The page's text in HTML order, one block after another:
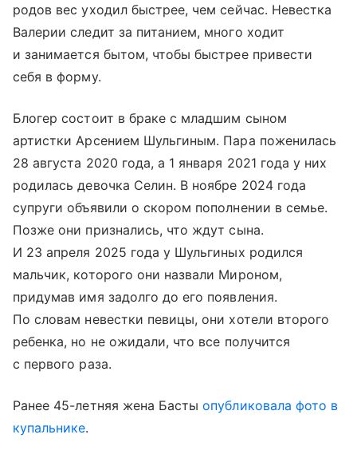
родов вес уходил быстрее, чем сейчас. Невестка
Валерии следит за питанием, много ходит
и занимается бытом, чтобы быстрее привести
себя в форму.
Блогер состоит в браке с младшим сыном
артистки Арсением Шульгиным. Пара поженилась
28 августа 2020 года, а 1 января 2021 года у них
родилась девочка Селин. В ноябре 2024 года
супруги объявили о скором пополнении в семье.
Позже они признались, что ждут сына.
И 23 апреля 2025 года у Шульгиных родился
мальчик, которого они назвали Мироном,
придумав имя задолго до его появления.
По словам невестки певицы, они хотели второго
ребенка, но не ожидали, что все получится
с первого раза.
Ранее 45-летняя жена Бастыопубликовала фото в
купальнике.